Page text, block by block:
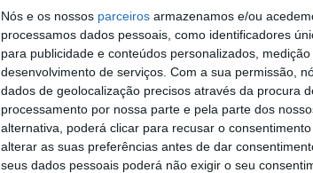
Nós e os nossos parceiros armazenamos e/ou
processamos dados pessoais, como identificadores
para publicidade e conteúdos personalizados,
desenvolvimento de serviços. Com a sua permissão,
dados de geolocalização precisos através da procura
processamento por nossa parte e pela parte dos
alternativa, poderá clicar para recusar o
alterar as suas preferências antes de dar
seus dados pessoais poderá não exigir o seu